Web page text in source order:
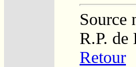
Source
R.P. de
Retour